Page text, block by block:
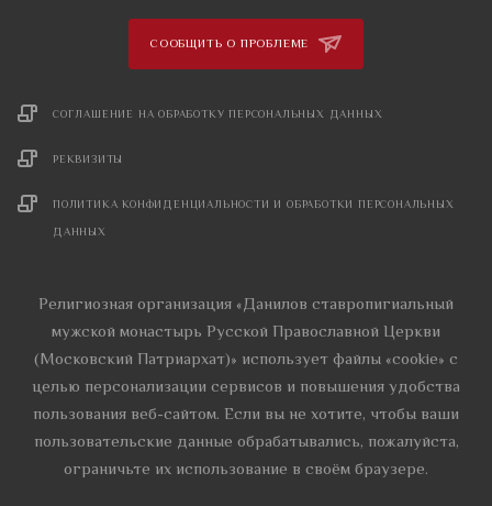
СООБЩИТЬ О ПРОБЛЕМЕ
СОГЛАШЕНИЕ НА ОБРАБОТКУ ПЕРСОНАЛЬНЫХ ДАННЫХ
РЕКВИЗИТЫ
ПОЛИТИКА КОНФИДЕНЦИАЛЬНОСТИ И ОБРАБОТКИ ПЕРСОНАЛЬНЫХ
ДАННЫХ
Религиозная организация «Данилов ставропигиальный
мужской монастырь Русской Православной Церкви
(Московский Патриархат)» использует файлы «cookie» с
целью персонализации сервисов и повышения удобства
пользования веб-сайтом. Если вы не хотите, чтобы ваши
пользовательские данные обрабатывались, пожалуйста,
ограничьте их использование в своём браузере.